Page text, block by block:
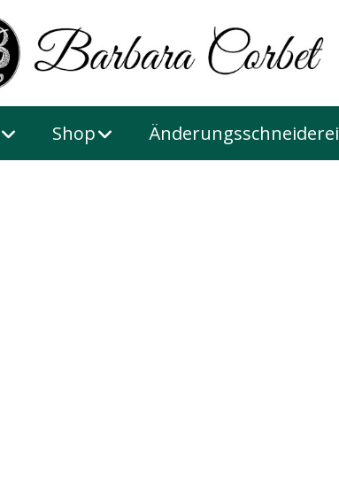
Shop Änderungsschneiderei